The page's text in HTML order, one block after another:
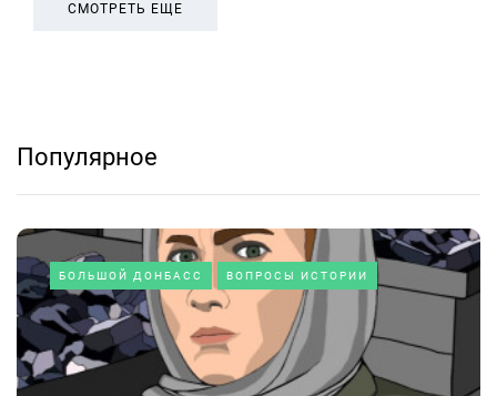
СМОТРЕТЬ ЕЩЕ
Популярное
БОЛЬШОЙ ДОНБАСС ВОПРОСЫ ИСТОРИИ